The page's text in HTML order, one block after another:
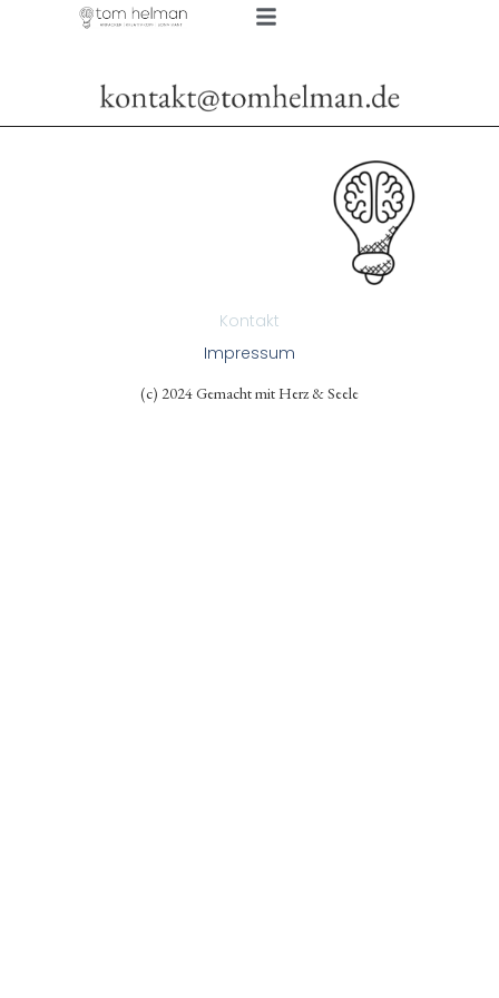
Kontakt
Impressum
(c) 2024 Gemacht mit Herz & Seele